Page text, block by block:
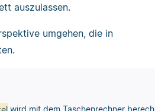
auszulassen.
umgehen, die in